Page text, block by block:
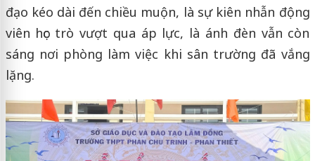
đạo kéo dài đến chiều muộn, là sự kiên nhẫn động
viên học trò vượt qua áp lực, là ánh đèn vẫn còn
sáng nơi phòng làm việc khi sân trường đã vắng
lặng.